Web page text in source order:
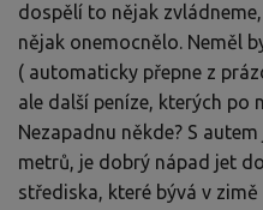
dospělí to nějak
nějak onemocnělo. Neměl
( automaticky přepne z
ale další peníze, kterých
Nezapadnu někde? S
metrů, je dobrý nápad jet
střediska, které bývá v